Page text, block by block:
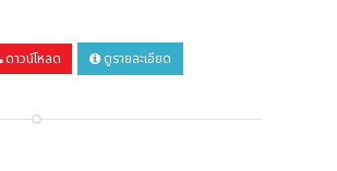
ดาวน์โหลด ดูรายละเอียด